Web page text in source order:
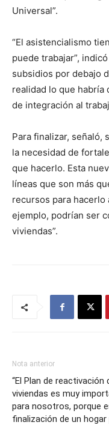
Universal”.
“El asistencialismo
puede trabajar”,
subsidios por debajo
realidad lo que habría
de integración al
Para finalizar, señaló,
la necesidad de
que hacerlo. Esta
líneas que son más
recursos para hacerlo
ejemplo, podrían ser
viviendas”.
Nota anterior
“El Plan de reactivación
viviendas es muy
para nosotros, porque
finalización de un hogar